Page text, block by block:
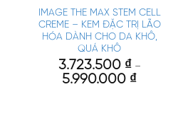
IMAGE THE MAX STEM CELL
CREME – KEM ĐẶC TRỊ LÃO
HÓA DÀNH CHO DA KHÔ,
QUÁ KHÔ
3.723.500 ₫–
5.990.000 ₫